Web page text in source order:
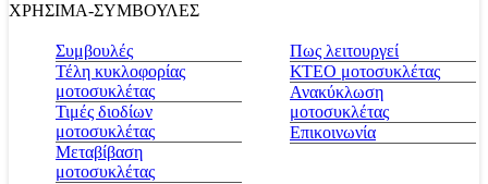
ΧΡΗΣΙΜΑ-ΣΥΜΒΟΥΛΕΣ
Συμβουλές
Τέλη κυκλοφορίας
μοτοσυκλέτας
Τιμές διοδίων
μοτοσυκλέτας
Μεταβίβαση
μοτοσυκλέτας
Πως λειτουργεί
ΚΤΕΟ μοτοσυκλέτας
Ανακύκλωση
μοτοσυκλέτας
Επικοινωνία